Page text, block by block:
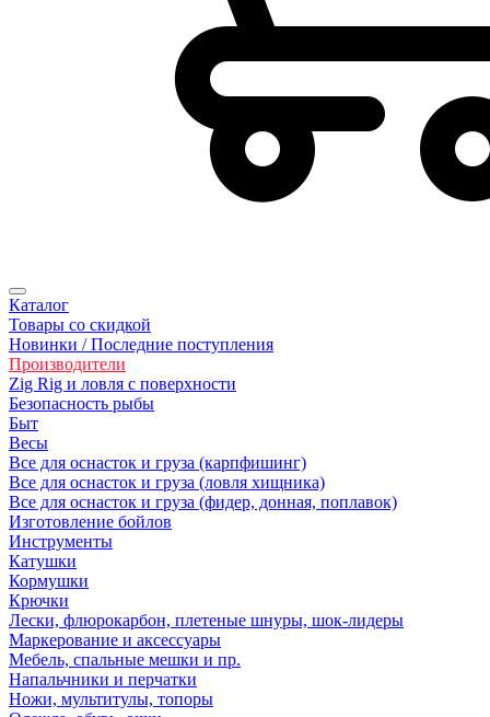
Каталог
Товары со скидкой
Новинки / Последние поступления
Производители
Zig Rig и ловля с поверхности
Безoпасность рыбы
Быт
Весы
Все для оснасток и груза (карпфишинг)
Все для оснасток и груза (ловля хищника)
Все для оснасток и груза (фидер, донная, поплавок)
Изготовление бойлов
Инструменты
Катушки
Кормушки
Крючки
Лески, флюрокарбон, плетеные шнуры, шок-лидеры
Маркерование и аксессуары
Мебель, спальные мешки и пр.
Напальчники и перчатки
Ножи, мультитулы, топоры